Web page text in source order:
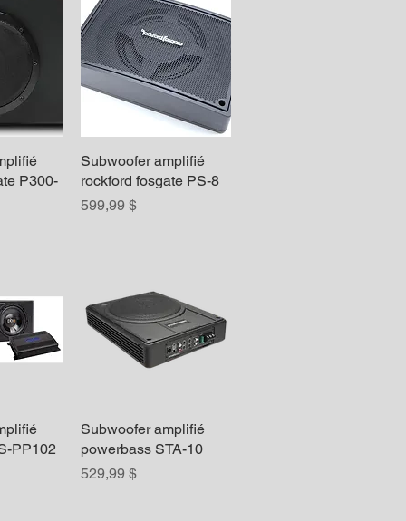
P300-
Aperçu rapide
Subwoofer amplifié
rockford fosgate PS-8
Prix
599,99 $
PP102
Aperçu rapide
Subwoofer amplifié
powerbass STA-10
Prix
529,99 $